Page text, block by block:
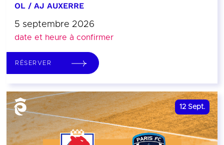
OL / AJ AUXERRE
5 septembre 2026
date et heure à confirmer
RÉSERVER
12 Sept.